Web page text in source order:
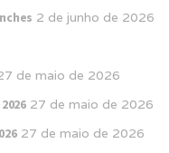
2 de junho de 2026
de maio de 2026
27 de maio de 2026
27 de maio de 2026